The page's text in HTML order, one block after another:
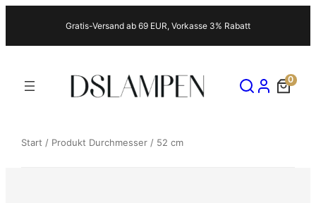
springen
Gratis-Versand ab 69 EUR, Vorkasse 3% Rabatt
0
Start / Produkt Durchmesser / 52 cm